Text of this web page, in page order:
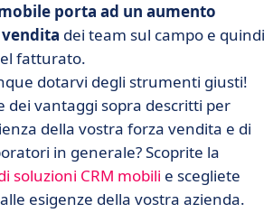
porta ad un aumento
dei team sul campo e quindi
fatturato.
dotarvi degli strumenti giusti!
dei vantaggi sopra descritti per
della vostra forza vendita e di
in generale? Scoprite la
soluzioni CRM mobili e scegliete
esigenze della vostra azienda.